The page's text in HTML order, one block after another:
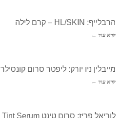
הרבלייף: HL/SKIN – קרם לילה
קרא עוד ←
מייבלין ניו יורק: ליפטר סרום קונסילר
קרא עוד ←
לוריאל פריז: סרום טינט Hyaluronic Tint Serum